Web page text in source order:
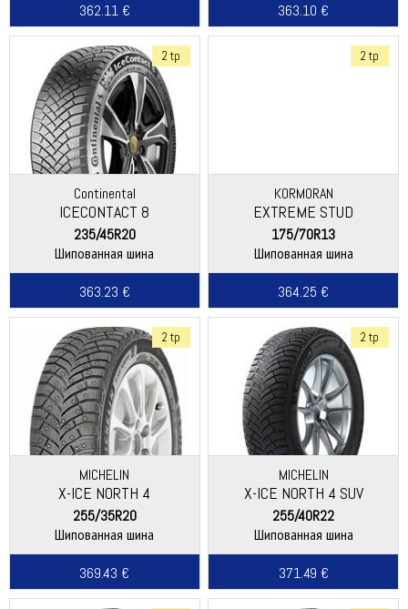
362.11 €
363.10 €
2 tp
Continental
ICECONTACT 8
235/45R20
Шипованная шина
363.23 €
2 tp
KORMORAN
EXTREME STUD
175/70R13
Шипованная шина
364.25 €
2 tp
MICHELIN
X-ICE NORTH 4
255/35R20
Шипованная шина
369.43 €
2 tp
MICHELIN
X-ICE NORTH 4 SUV
255/40R22
Шипованная шина
371.49 €